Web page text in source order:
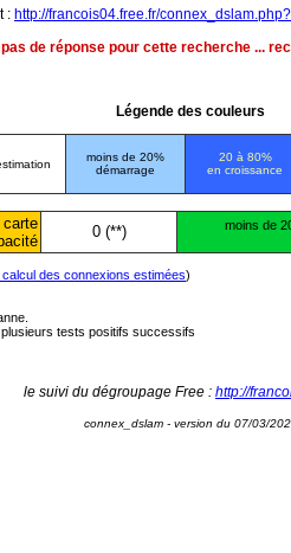
: http://francois04.free.fr/
pas de réponse pour cette recherche ...
Légende des couleurs
moins de 20%
démarrage
20 à 80%
en croissance
carte
0 (**) moins de
des connexions estimées)
tests positifs successifs
le suivi du dégroupage Free : http://
connex_dslam - version du 07/03/